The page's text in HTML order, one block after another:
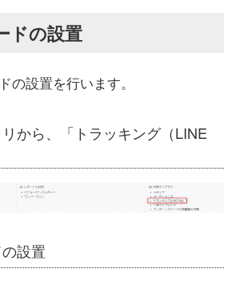
ドの設置
の設置を行います。
から、「トラッキング（LINE
設置